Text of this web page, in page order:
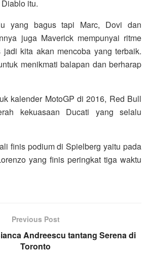
itu.
yang bagus tapi Marc, Dovi dan
juga Maverick mempunyai ritme
kita akan mencoba yang terbaik.
menikmati balapan dan berharap
kalender MotoGP di 2016, Red Bull
kekuasaan Ducati yang selalu
finis podium di Spielberg yaitu pada
yang finis peringkat tiga waktu
Previous Post
Andreescu tantang Serena di
Toronto